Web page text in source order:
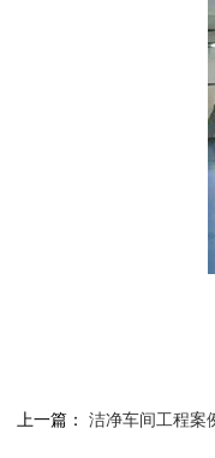
上一篇： 洁净车间工程案